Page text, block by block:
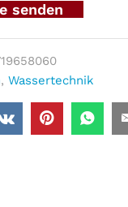
senden
, Wassertechnik